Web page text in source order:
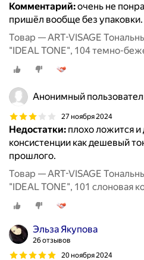
Комментарий:очень не
пришёл вообще без упаковки.
Товар — ART-VISAGE
"IDEAL TONE", 104 темно-
Анонимный
27 ноября 2024
Недостатки: плохо ложится
консистенции как дешевый
прошлого.
Товар — ART-VISAGE
"IDEAL TONE", 101 слоновая
Эльза Якупова
26 отзывов
20 ноября 2024